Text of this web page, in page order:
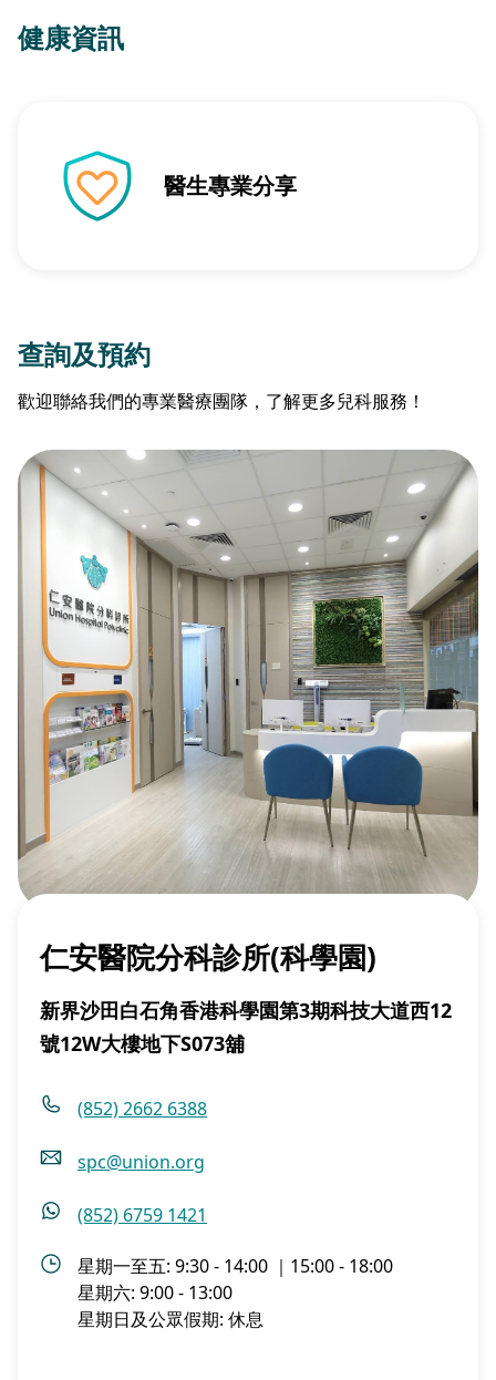
健康資訊
醫生專業分享
查詢及預約
歡迎聯絡我們的專業醫療團隊，了解更多兒科服務！
仁安醫院分科診所(科學園)
新界沙田白石角香港科學園第3期科技大道西12
號12W大樓地下S073舖
(852) 2662 6388
spc@union.org
(852) 6759 1421
星期一至五: 9:30 - 14:00 ｜15:00 - 18:00
星期六: 9:00 - 13:00
星期日及公眾假期: 休息